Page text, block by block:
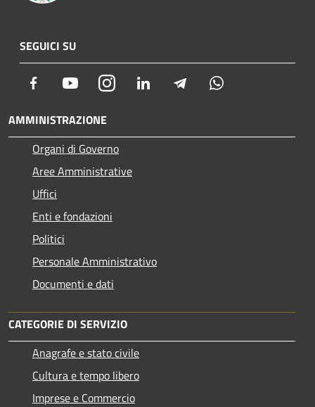
SEGUICI SU
Facebook YoutubeInstagram LinkedIn Telegram
AMMINISTRAZIONE
Organi di Governo
Aree Amministrative
Uffici
Enti e fondazioni
Politici
Personale Amministrativo
Documenti e dati
CATEGORIE DI SERVIZIO
Anagrafe e stato civile
Cultura e tempo libero
Imprese e Commercio